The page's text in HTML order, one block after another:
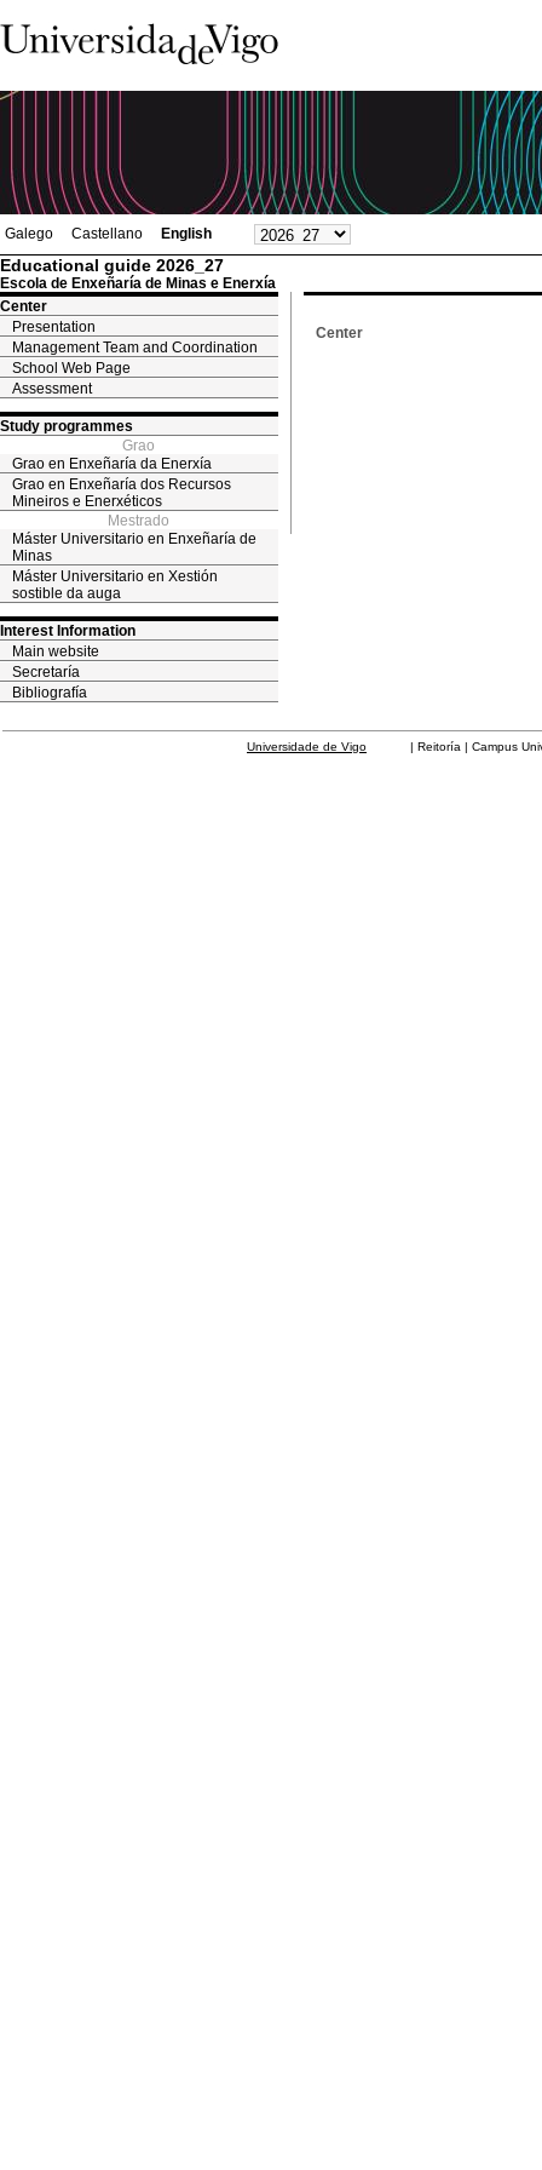
Galego Castellano English
Educational guide 2026_27
Escola de Enxeñaría de Minas e Enerxía
Center
Presentation
Management Team and Coordination
School Web Page
Assessment
Study programmes
Grao
Grao en Enxeñaría da Enerxía
Grao en Enxeñaría dos Recursos
Mineiros e Enerxéticos
Mestrado
Máster Universitario en Enxeñaría de
Minas
Máster Universitario en Xestión
sostible da auga
Interest Information
Main website
Secretaría
Bibliografía
Center
Universidade de Vigo | Reitoría | Campus